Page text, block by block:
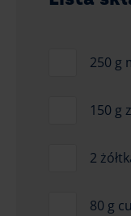
250 g
150 g
2
80 g